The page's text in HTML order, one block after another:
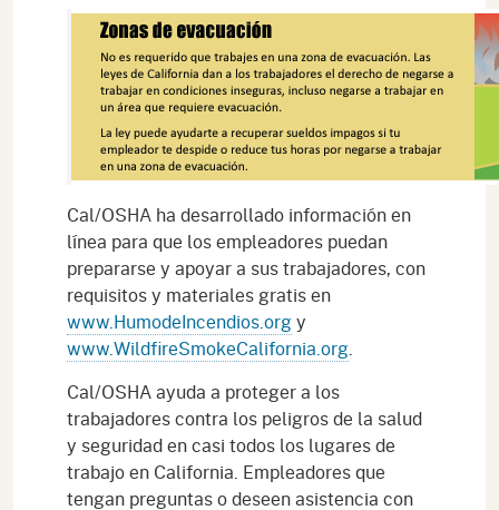
Cal/OSHA ha desarrollado información en
línea para que los empleadores puedan
prepararse y apoyar a sus trabajadores, con
requisitos y materiales gratis en
www.HumodeIncendios.orgy
www.WildfireSmokeCalifornia.org.
Cal/OSHA ayuda a proteger a los
trabajadores contra los peligros de la salud
y seguridad en casi todos los lugares de
trabajo en California. Empleadores que
tengan preguntas o deseen asistencia con